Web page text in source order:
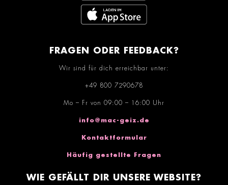
FRAGEN ODER FEEDBACK?
Wir sind für dich erreichbar unter:
+49 800 7290678
Mo – Fr von 09:00 – 16:00 Uhr
info@mac-geiz.de
Kontaktformular
Häufig gestellte Fragen
WIE GEFÄLLT DIR UNSERE WEBSITE?